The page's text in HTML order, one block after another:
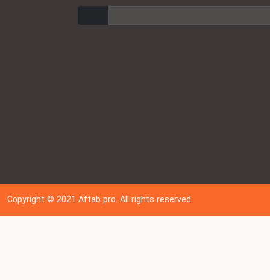
Copyright © 202 1Aftab pro. All rights reserved.